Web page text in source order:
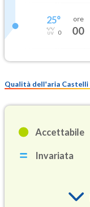
25°
0
ore
00
Qualità dell'aria Castelli
Accettabile
Invariata